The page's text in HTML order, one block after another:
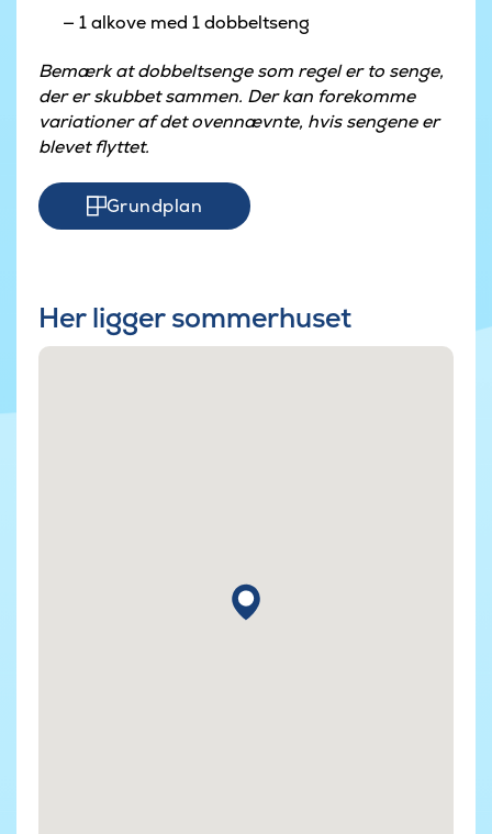
1 alkove med 1 dobbeltseng
Bemærk at dobbeltsenge som regel er to senge,
der er skubbet sammen. Der kan forekomme
variationer af det ovennævnte, hvis sengene er
blevet flyttet.
Grundplan
Her ligger sommerhuset